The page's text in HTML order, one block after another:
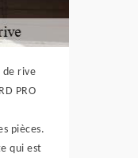
de rive
PRO
pièces.
qui est